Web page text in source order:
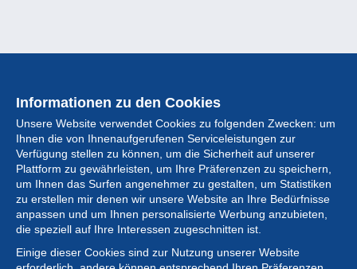
Informationen zu den Cookies
Unsere Website verwendet Cookies zu folgenden Zwecken: um
Ihnen die von Ihnenaufgerufenen Serviceleistungen zur
Verfügung stellen zu können, um die Sicherheit auf unserer
Plattform zu gewährleisten, um Ihre Präferenzen zu speichern,
um Ihnen das Surfen angenehmer zu gestalten, um Statistiken
zu erstellen mir denen wir unsere Website an Ihre Bedürfnisse
anpassen und um Ihnen personalisierte Werbung anzubieten,
die speziell auf Ihre Interessen zugeschnitten ist.
Einige dieser Cookies sind zur Nutzung unserer Website
Sammlung
Neuigkeiten